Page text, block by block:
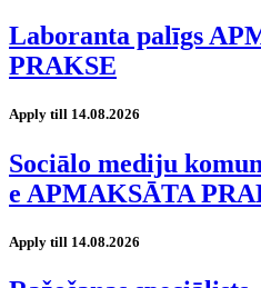
Laboranta palīgs
PRAKSE
Apply till 14.08.2026
Sociālo mediju
e APMAKSĀTA
Apply till 14.08.2026